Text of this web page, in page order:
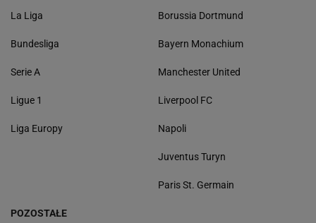
La Liga
Bundesliga
Serie A
Ligue 1
Liga Europy
Borussia Dortmund
Bayern Monachium
Manchester United
Liverpool FC
Napoli
Juventus Turyn
Paris St. Germain
POZOSTAŁE